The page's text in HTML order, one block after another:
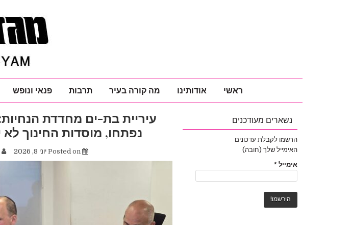
ראשי אודותינו מה קורה בעיר תרבות פנאי ונופש
עיריית בת-ים מחדדת
נפתחו, מוסדות החינוך לא
Posted on יוני 8, 2026
נשארים מעודכנים
הרשמו לקבלת עדכונים
האימייל שלך (חובה)
אימייל *